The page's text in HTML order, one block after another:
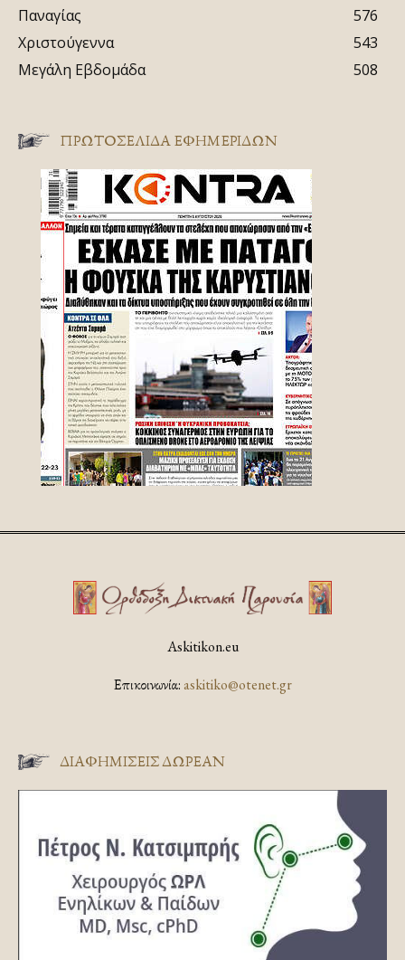
Παναγίας
576
Χριστούγεννα
543
Μεγάλη Εβδομάδα
508
ΠΡΩΤΟΣΈΛΙΔΑ ΕΦΗΜΕΡΊΔΩΝ
Askitikon.eu
Επικοινωνία:askitiko@otenet.gr
ΔΙΑΦΗΜΊΣΕΙΣ ΔΩΡΕΆΝ